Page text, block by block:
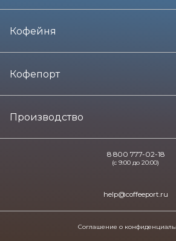
Кофейня
Кофепорт
Производство
8 800 777-02-18
(с 9:00 до 20:00)
Соглашение о
help@coffeeport.ru